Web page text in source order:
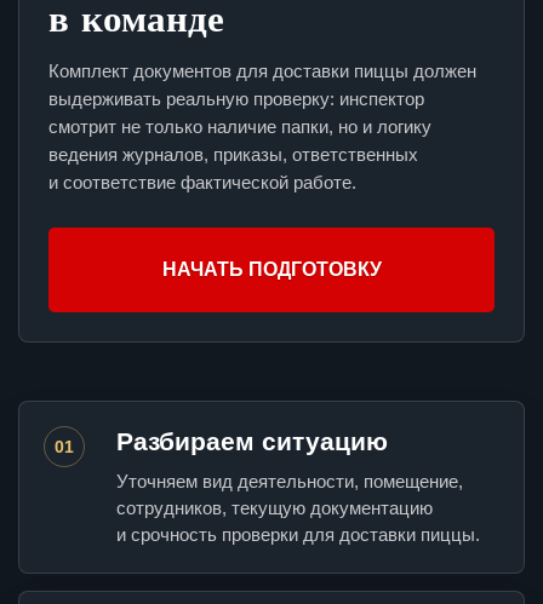
в команде
Комплект документов для доставки пиццы должен
выдерживать реальную проверку: инспектор
смотрит не только наличие папки, но и логику
ведения журналов, приказы, ответственных
и соответствие фактической работе.
НАЧАТЬ ПОДГОТОВКУ
01 Разбираем ситуацию
Уточняем вид деятельности, помещение,
сотрудников, текущую документацию
и срочность проверки для доставки пиццы.